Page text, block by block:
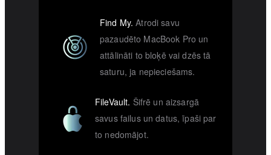
Find My. Atrodi savu
pazaudēto MacBook Pro un
attālināti to bloķē vai dzēs tā
saturu, ja nepieciešams.
FileVault. Šifrē un aizsargā
savus failus un datus, īpaši par
to nedomājot.